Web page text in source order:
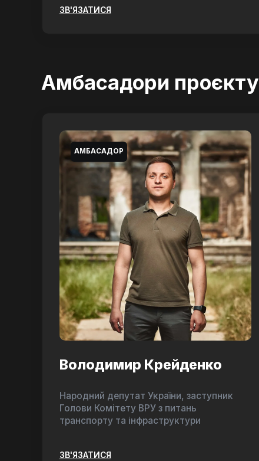
ЗВ'ЯЗАТИСЯ
Амбасадори проєкту
АМБАСАДОР
Володимир Крейденко
Народний депутат України, заступник
Голови Комітету ВРУ з питань
транспорту та інфраструктури
ЗВ'ЯЗАТИСЯ